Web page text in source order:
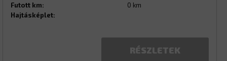
Futott km:
0 km
Hajtásképlet:
RÉSZLETEK